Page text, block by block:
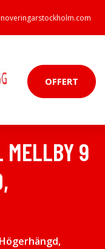
OFFERT
MELLBY 9